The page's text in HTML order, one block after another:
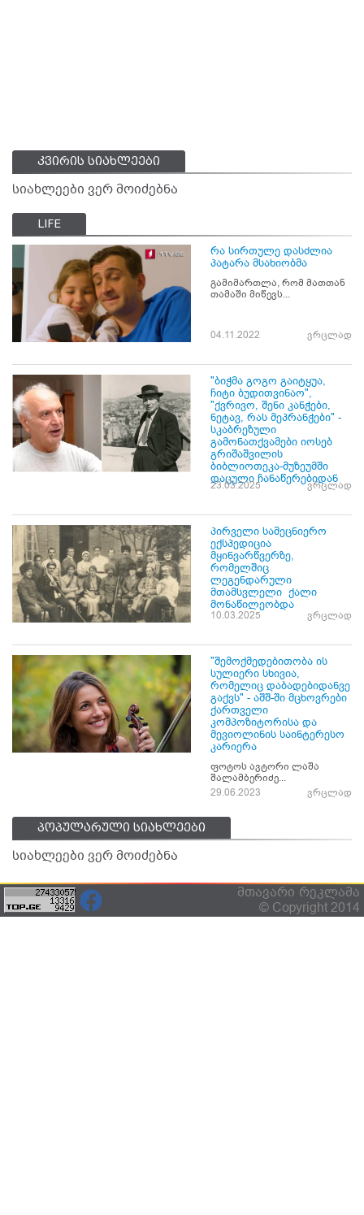
კვირის სიახლეები
სიახლეები ვერ მოიძებნა
LIFE
რა სირთულე დასძლია
პატარა მსახიობმა
გამიმართლა, რომ მათთან
თამაში მიწევს...
04.11.2022 ვრცლად
"ბიჭმა გოგო გაიტყუა,
ჩიტი ბუდითვინაო",
"ქვრივო, შენი კანჭები,
ნეტავ, რას მეპრანჭები" -
სკაბრეზული
გამონათქვამები იოსებ
გრიშაშვილის
ბიბლიოთეკა-მუზეუმში
დაცული ჩანაწერებიდან
23.03.2025 ვრცლად
პირველი სამეცნიერო
ექსპედიცია
მყინვარწვერზე,
რომელშიც
ლეგენდარული
მთამსვლელი ქალი
მონაწილეობდა
10.03.2025 ვრცლად
"შემოქმედებითობა ის
სულიერი სხივია,
რომელიც დაბადებიდანვე
გაქვს" - აშშ-ში მცხოვრები
ქართველი
კომპოზიტორისა და
მევიოლინის საინტერესო
კარიერა
ფოტოს ავტორი ლაშა
შალამბერიძე...
29.06.2023
ვრცლად
პოპულარული სიახლეები
სიახლეები ვერ მოიძებნა
მთავარი რეკლამა
© Copyright 2014